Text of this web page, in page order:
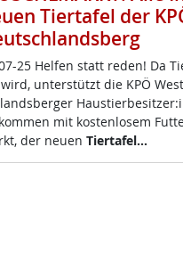
Tiertafel der
25 Hel­fen statt re­den! Da
un­ter­stützt die KPÖ
mit kos­ten­lo­sem
der neu­en Tier­ta­fel…